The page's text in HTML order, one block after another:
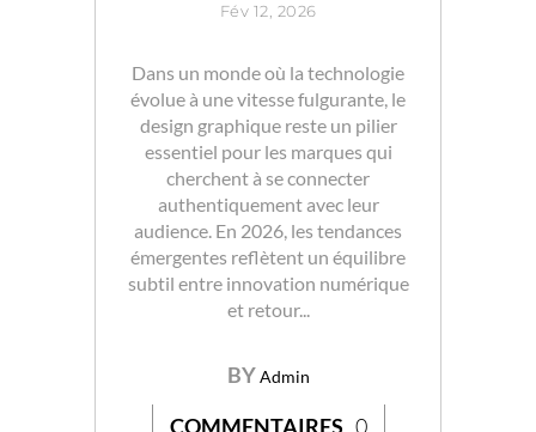
Fév 12, 2026
Dans un monde où la technologie
évolue à une vitesse fulgurante, le
design graphique reste un pilier
essentiel pour les marques qui
cherchent à se connecter
authentiquement avec leur
audience. En 2026, les tendances
émergentes reflètent un équilibre
subtil entre innovation numérique
et retour...
BYAdmin
COMMENTAIRES 0